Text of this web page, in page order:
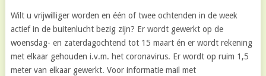
Wilt u vrijwilliger worden en één of twee ochtenden in de week
actief in de buitenlucht bezig zijn? Er wordt gewerkt op de
woensdag- en zaterdagochtend tot 15 maart én er wordt rekening
met elkaar gehouden i.v.m. het coronavirus. Er wordt op ruim 1,5
meter van elkaar gewerkt. Voor informatie mail met